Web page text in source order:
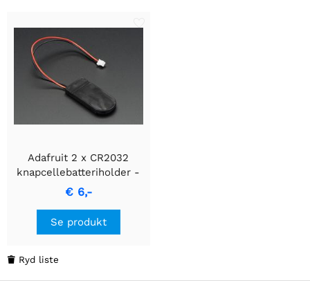
Adafruit 2 x CR2032
knapcellebatteriholder -
6V udgang - Tænd/sluk-
knap
€ 6,-
Se produkt
 Ryd liste